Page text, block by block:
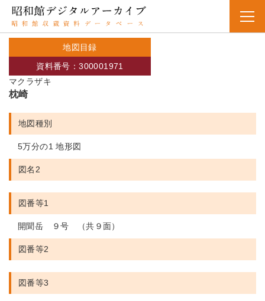
地図目録
マクラザキ
資料番号：300001971
枕崎
地図種別
5万分の1 地形図
図名2
図番等1
開聞岳 ９号 （共９面）
図番等2
図番等3